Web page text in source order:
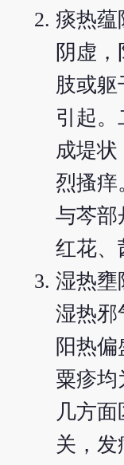
痰热蕴
阴虚
肢或
引起
成堤
烈搔痒
与芩部
红花、
湿热壅
湿热邪
阳热
粟疹均
几方
关，